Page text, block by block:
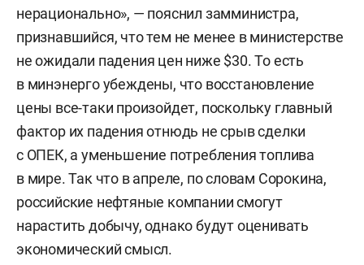
нерационально», — пояснил замминистра,
признавшийся, что тем не менее в министерстве
не ожидали падения цен ниже $30. То есть
в минэнерго убеждены, что восстановление
цены все-таки произойдет, поскольку главный
фактор их падения отнюдь не срыв сделки
с ОПЕК, а уменьшение потребления топлива
в мире. Так что в апреле, по словам Сорокина,
российские нефтяные компании смогут
нарастить добычу, однако будут оценивать
экономический смысл.